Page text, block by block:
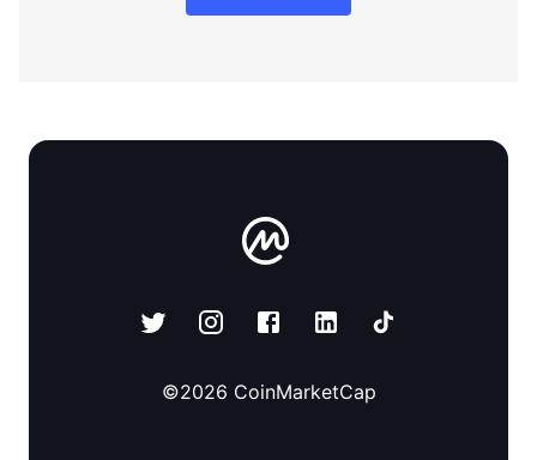
©2026 CoinMarketCap